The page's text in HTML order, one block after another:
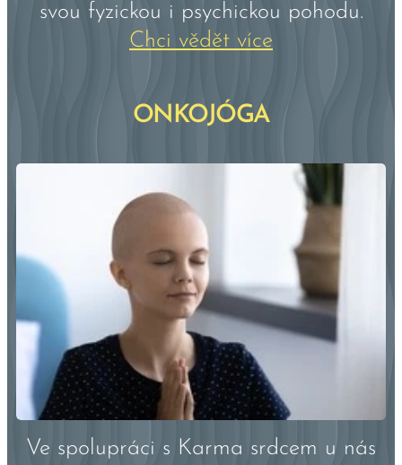
svou fyzickou i psychickou pohodu.
Chci vědět více
ONKOJÓGA
Ve spolupráci s Karma srdcem u nás